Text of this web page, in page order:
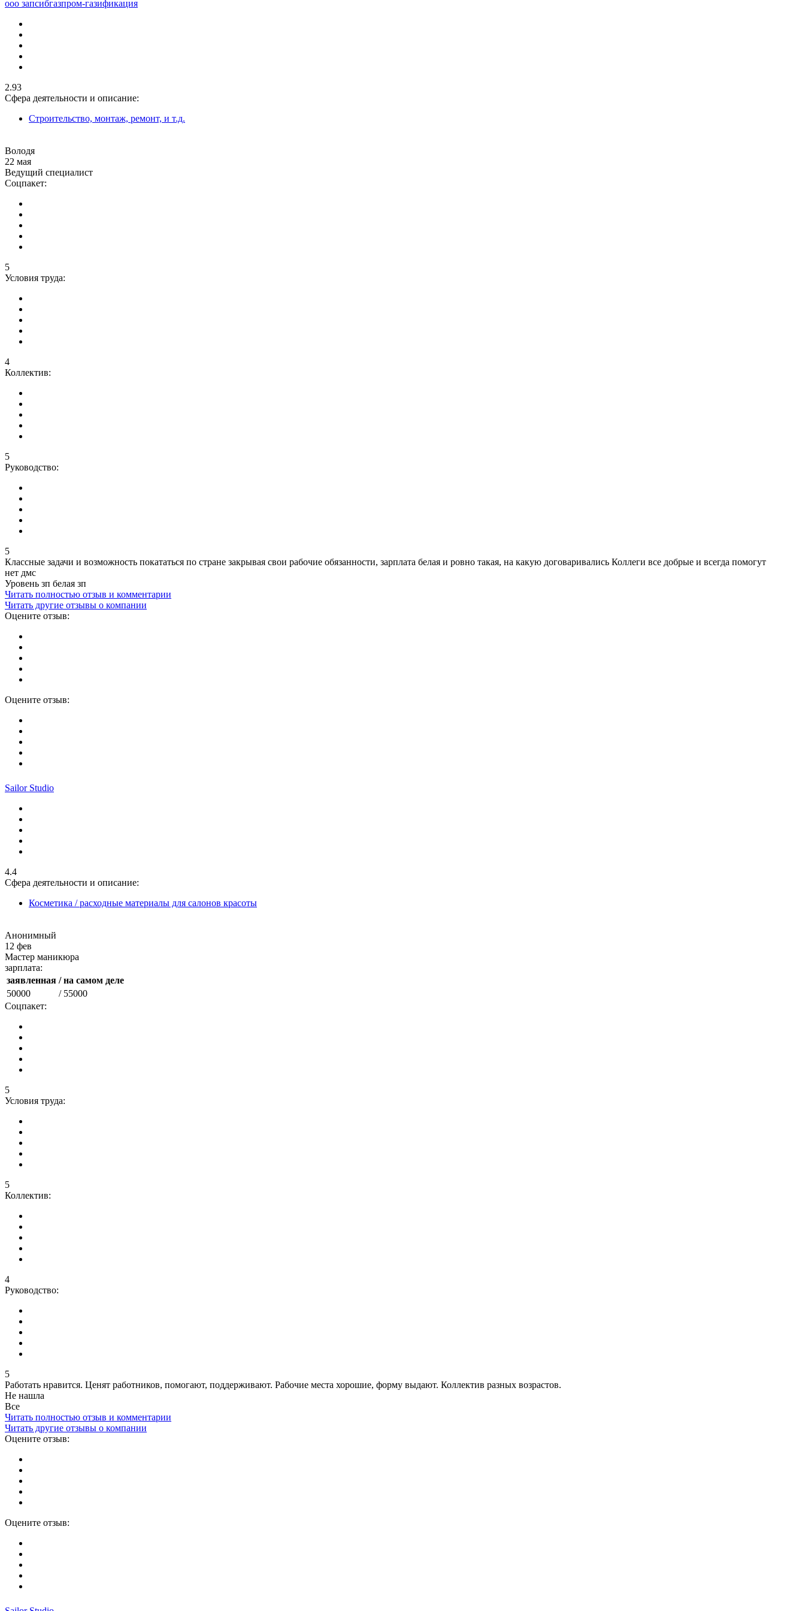
ооо запсибгазпром-газификация
2.93
Сфера деятельности и описание:
Строительство, монтаж, ремонт, и т.д.
Володя
22 мая
Ведущий специалист
Соцпакет:
5
Условия труда:
4
Коллектив:
5
Руководство:
5
Классные задачи и возможность покататься по стране закрывая свои рабочие обязанности, зарплата белая и ровно такая, на какую договаривались Коллеги все добрые и всегда помогут
нет дмс
Уровень зп белая зп
Читать полностью отзыв и комментарии
Читать другие отзывы о компании
Оцените отзыв:
Оцените отзыв:
Sailor Studio
4.4
Сфера деятельности и описание:
Косметика / расходные материалы для салонов красоты
Анонимный
12 фев
Мастер маникюра
зарплата:
заявленная / на самом деле
50000
/ 55000
Соцпакет:
5
Условия труда:
5
Коллектив:
4
Руководство:
5
Работать нравится. Ценят работников, помогают, поддерживают. Рабочие места хорошие, форму выдают. Коллектив разных возрастов.
Не нашла
Все
Читать полностью отзыв и комментарии
Читать другие отзывы о компании
Оцените отзыв:
Оцените отзыв: